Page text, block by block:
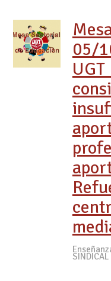
05/
SINDICAL